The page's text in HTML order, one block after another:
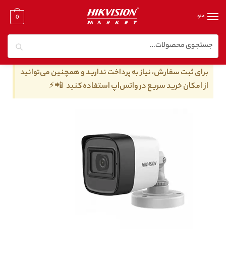
منو 0
خانه / دوربین مدار بسته توربو اچ دی دوربین مداربسته هایک ویژن مدل DS-2CE16D0T-EXIPF
برای ثبت سفارش، نیاز به پرداخت ندارید و همچنین می‌توانید
از امکان خرید سریع در واتس‌اپ استفاده کنید 📲⚡